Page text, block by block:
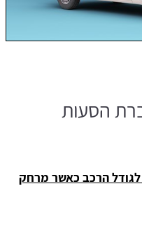
הסעות
לגודל הרכב כאשר מרחק